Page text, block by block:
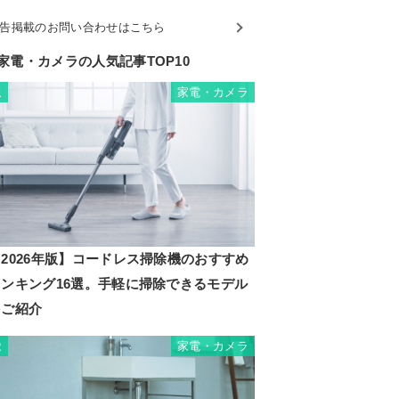
掲載のお問い合わせはこちら
電・カメラの人気記事TOP10
家電・カメラ
年版】コードレス掃除機のおすすめ
キング16選。手軽に掃除できるモデル
紹介
家電・カメラ